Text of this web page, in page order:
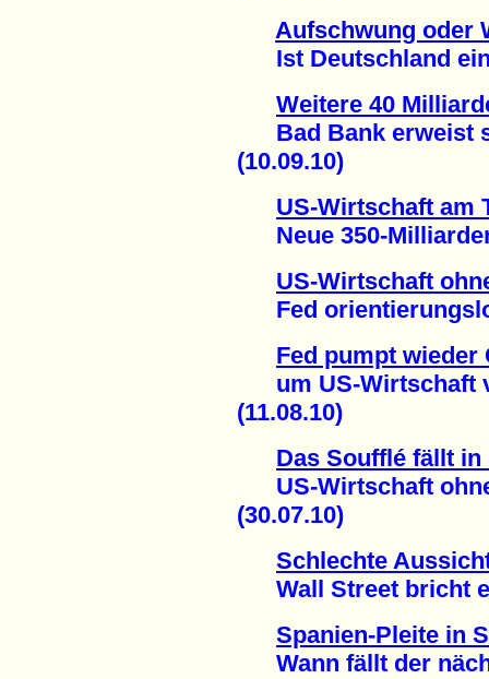
Aufschwung oder
Ist Deutschland
Weitere 40
Bad Bank erweist
(10.09.10)
US-Wirtschaft am
Neue 350-
US-Wirtschaft
Fed
Fed pumpt wieder
um US-Wirtschaft
(11.08.10)
Das Soufflé fällt
US-Wirtschaft
(30.07.10)
Schlechte
Wall Street bricht
Spanien-Pleite in
Wann fällt der